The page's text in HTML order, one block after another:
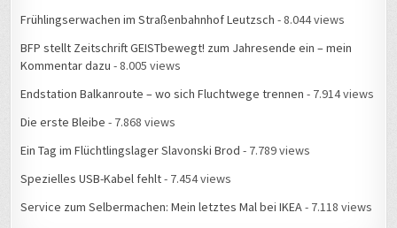
Frühlingserwachen im Straßenbahnhof Leutzsch - 8.044 views
BFP stellt Zeitschrift GEISTbewegt! zum Jahresende ein – mein
Kommentar dazu - 8.005 views
Endstation Balkanroute – wo sich Fluchtwege trennen - 7.914 views
Die erste Bleibe - 7.868 views
Ein Tag im Flüchtlingslager Slavonski Brod - 7.789 views
Spezielles USB-Kabel fehlt- 7.454 views
Service zum Selbermachen: Mein letztes Mal bei IKEA- 7.118 views